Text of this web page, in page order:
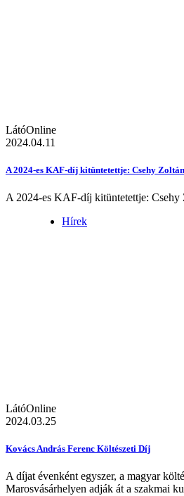
LátóOnline
2024.04.11
A 2024-es KAF-díj kitüntetettje: Csehy Zoltán
A 2024-es KAF-díj kitüntetettje: Csehy
Hírek
LátóOnline
2024.03.25
Kovács András Ferenc Költészeti Díj
A díjat évenként egyszer, a magyar
Marosvásárhelyen adják át a szakmai